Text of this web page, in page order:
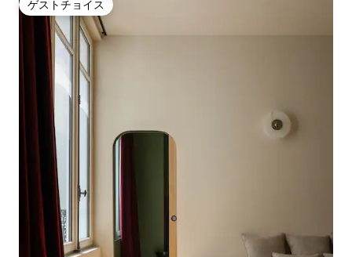
ゲストチョイス
ゲストチョイス